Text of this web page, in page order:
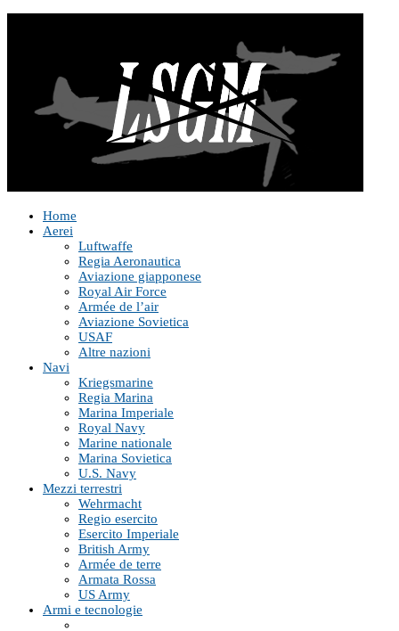
Home
Aerei
Luftwaffe
Regia Aeronautica
Aviazione giapponese
Royal Air Force
Armée de l’air
Aviazione Sovietica
USAF
Altre nazioni
Navi
Kriegsmarine
Regia Marina
Marina Imperiale
Royal Navy
Marine nationale
Marina Sovietica
U.S. Navy
Mezzi terrestri
Wehrmacht
Regio esercito
Esercito Imperiale
British Army
Armée de terre
Armata Rossa
US Army
Armi e tecnologie